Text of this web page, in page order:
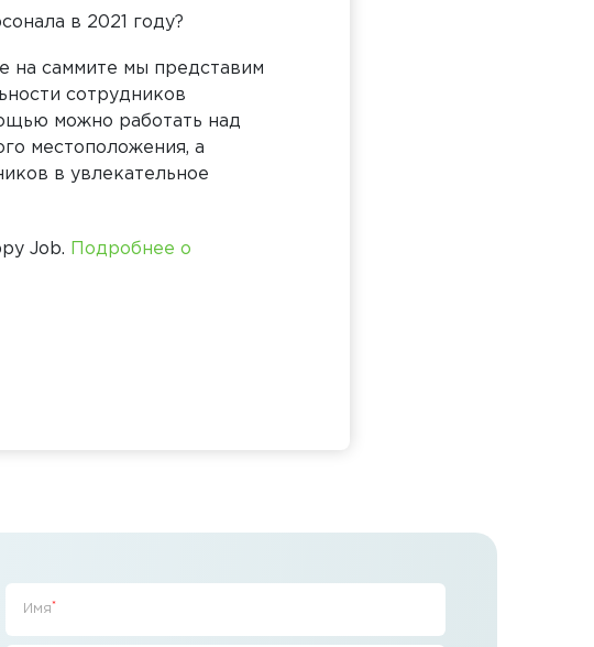
в 2021 году?
на саммите мы представим
сотрудников
можно работать над
местоположения, а
в увлекательное
Job.
Подробнее о
Имя*